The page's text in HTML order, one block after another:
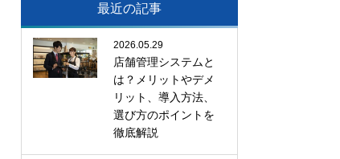
最近の記事
2026.05.29
店舗管理システムと
は？メリットやデメ
リット、導入方法、
選び方のポイントを
徹底解説